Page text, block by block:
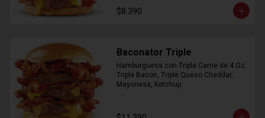
$8.390
Baconator Triple
Hamburguesa con Triple Carne de 4 Oz,
Triple Bacon, Triple Queso Cheddar,
Mayonesa, Ketchup